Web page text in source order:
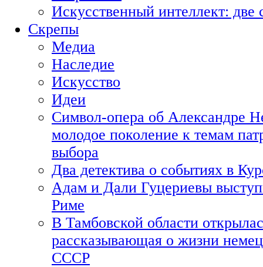
Искусственный интеллект:
Скрепы
Медиа
Наследие
Искусство
Идеи
Символ-опера об Александре
молодое поколение к темам
выбора
Два детектива о событиях в
Адам и Дали Гуцериевы
Риме
В Тамбовской области
рассказывающая о жизни
СССР